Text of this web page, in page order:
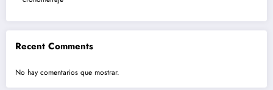
Recent Comments
No hay comentarios que mostrar.